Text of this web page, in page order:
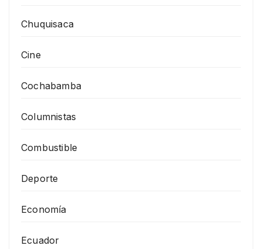
Chuquisaca
Cine
Cochabamba
Columnistas
Combustible
Deporte
Economía
Ecuador